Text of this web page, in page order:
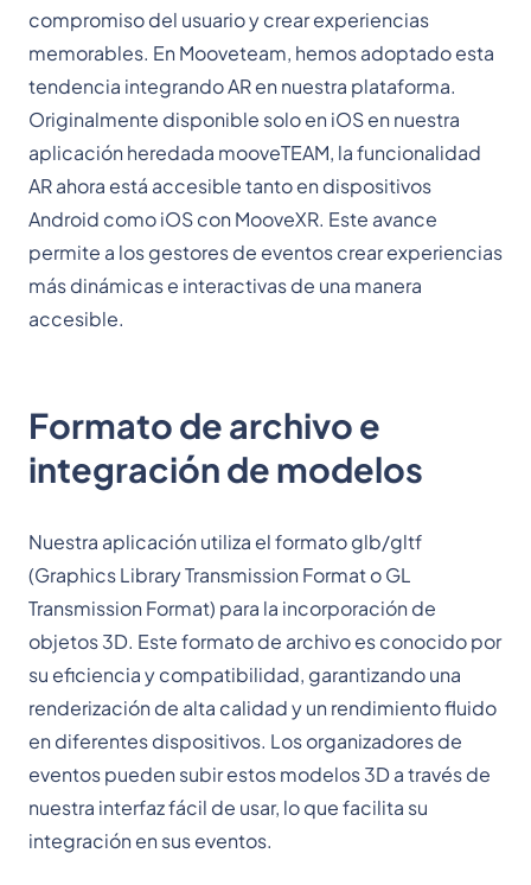
compromiso del usuario y crear experiencias
memorables. En Mooveteam, hemos adoptado esta
tendencia integrando AR en nuestra plataforma.
Originalmente disponible solo en iOS en nuestra
aplicación heredada mooveTEAM, la funcionalidad
AR ahora está accesible tanto en dispositivos
Android como iOS con MooveXR. Este avance
permite a los gestores de eventos crear experiencias
más dinámicas e interactivas de una manera
accesible.
Formato de archivo e
integración de modelos
Nuestra aplicación utiliza el formato glb/gltf
(Graphics Library Transmission Format o GL
Transmission Format) para la incorporación de
objetos 3D. Este formato de archivo es conocido por
su eficiencia y compatibilidad, garantizando una
renderización de alta calidad y un rendimiento fluido
en diferentes dispositivos. Los organizadores de
eventos pueden subir estos modelos 3D a través de
nuestra interfaz fácil de usar, lo que facilita su
integración en sus eventos.